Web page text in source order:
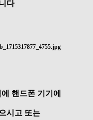
다
핸드폰 기기에
시고 또는